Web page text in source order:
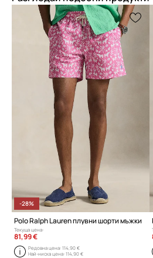
-28%
Polo Ralph Lauren плувни шорти мъжки
Текуща цена:
81,99 €
Редовна цена:114,90 €
Най-ниска цена:114,90 €